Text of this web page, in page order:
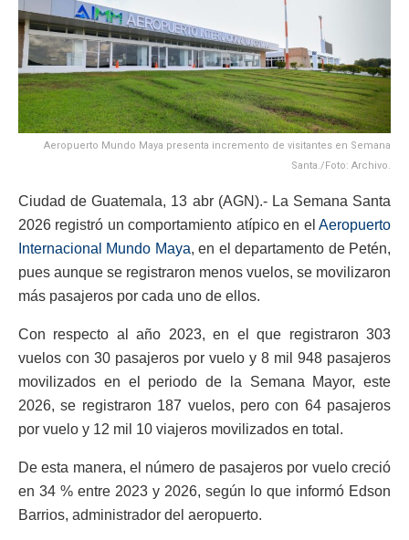
Aeropuerto Mundo Maya presenta incremento de visitantes en Semana
Santa./Foto: Archivo.
Ciudad de Guatemala, 13 abr (AGN).- La Semana Santa
2026 registró un comportamiento atípico en el Aeropuerto
Internacional Mundo Maya, en el departamento de Petén,
pues aunque se registraron menos vuelos, se movilizaron
más pasajeros por cada uno de ellos.
Con respecto al año 2023, en el que registraron 303
vuelos con 30 pasajeros por vuelo y 8 mil 948 pasajeros
movilizados en el periodo de la Semana Mayor, este
2026, se registraron 187 vuelos, pero con 64 pasajeros
por vuelo y 12 mil 10 viajeros movilizados en total.
De esta manera, el número de pasajeros por vuelo creció
en 34 % entre 2023 y 2026, según lo que informó Edson
Barrios, administrador del aeropuerto.